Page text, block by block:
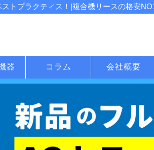
トプラクティス！|複合機リースの格安
器 コラム 会社概要